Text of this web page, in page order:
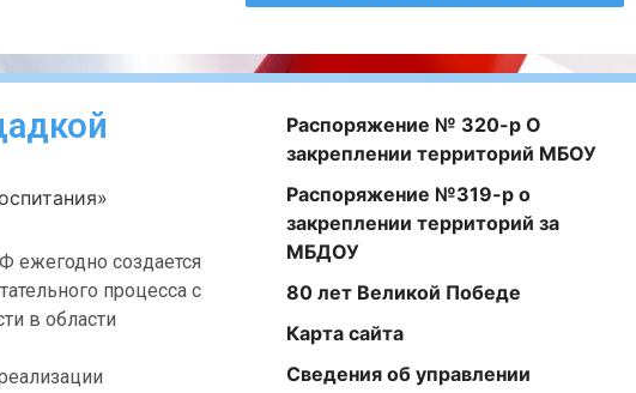
ежегодно создается
процесса с
в области
Распоряжение № 320-р О
закреплении территорий МБОУ
Распоряжение №319-р о
закреплении территорий за
МБДОУ
80 лет Великой Победе
Карта сайта
Сведения об управлении